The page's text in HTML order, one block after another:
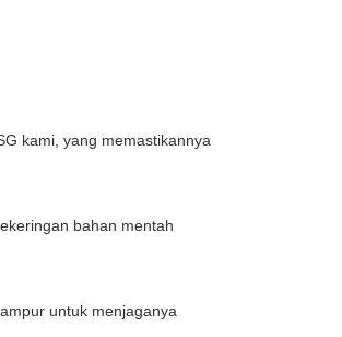
kami, yang memastikannya
bahan mentah
untuk menjaganya